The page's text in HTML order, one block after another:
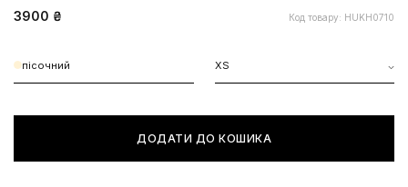
3900 ₴ Код товару: HUKH0710
пісочний XS
ДОДАТИ ДО КОШИКА